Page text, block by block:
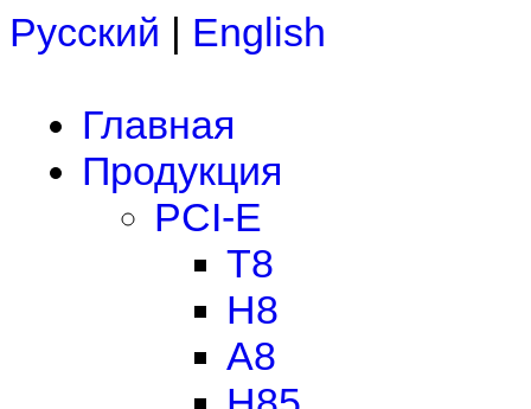
Русский | English
Главная
Продукция
PCI-E
T8
H8
A8